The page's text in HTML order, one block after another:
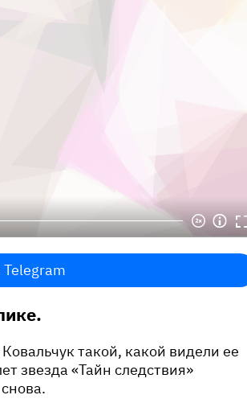
Telegram
такой, какой видели ее
звезда «Тайн следствия»